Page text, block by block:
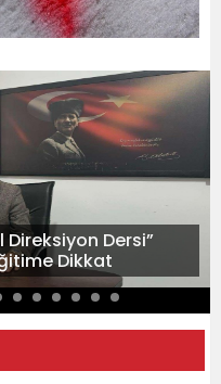
Direksiyon Dersi”
Dikkat